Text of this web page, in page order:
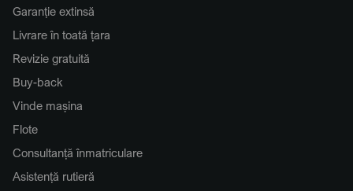
Garanție extinsă
Livrare în toată țara
Revizie gratuită
Buy-back
Vinde mașina
Flote
Consultanță înmatriculare
Asistență rutieră